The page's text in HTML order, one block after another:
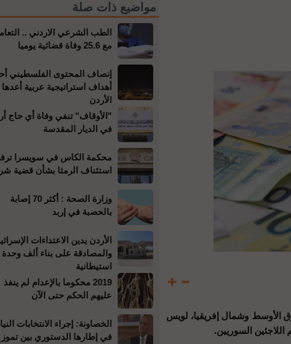
مواضيع ذات صلة
الطب الشرعي الاردني ..
مع 25.6 وفاة قضائية يوميا
إنصاف المحتوى الفلسطيني
أهداف استراتيجية عربية أعدها
الأردن
"الأوقاف" تنفي وفاة أي حاج
في الديار المقدسة
محكمة الكاس في سويسرا
استئناف الرمثا بشأن قضية
وزارة الصحة : أكثر 70 إصابة
بالحصبة في إربد
الأردن يدين الاعتداءات
والمصادقة على بناء ألف وحدة
استيطانية
2019 محكوما بالإعدام لم ينفذ
عليهم الحكم حتى الآن
الخصاونة: إجراء الانتخابات
في إطارها الدستوري بين تموز
الأوسط وشمال إفريقيا، لويس